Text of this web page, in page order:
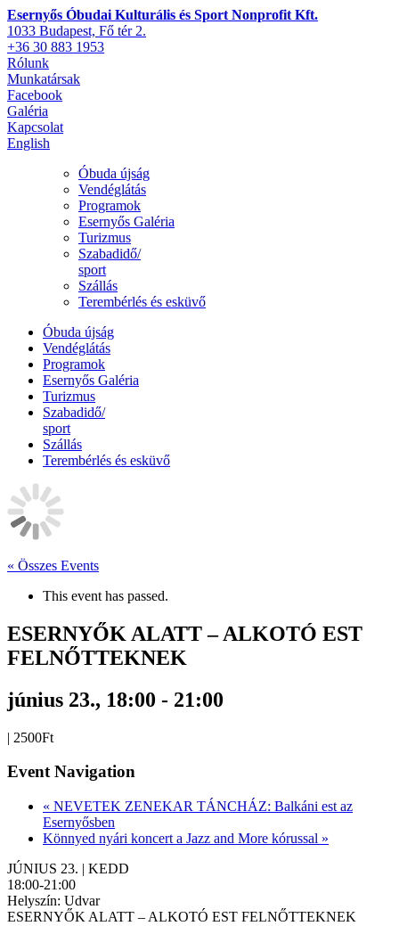
Esernyős Óbudai Kulturális és Sport Nonprofit Kft.
1033 Budapest, Fő tér 2.
+36 30 883 1953
Rólunk
Munkatársak
Facebook
Galéria
Kapcsolat
English
Óbuda újság
Vendéglátás
Programok
Esernyős Galéria
Turizmus
Szabadidő/
sport
Szállás
Terembérlés és esküvő
Óbuda újság
Vendéglátás
Programok
Esernyős Galéria
Turizmus
Szabadidő/
sport
Szállás
Terembérlés és esküvő
« Összes Events
This event has passed.
ESERNYŐK ALATT – ALKOTÓ EST
FELNŐTTEKNEK
június 23., 18:00 - 21:00
| 2500Ft
Event Navigation
« NEVETEK ZENEKAR TÁNCHÁZ: Balkáni est az
Esernyősben
Könnyed nyári koncert a Jazz and More kórussal »
JÚNIUS 23. | KEDD
18:00-21:00
Helyszín: Udvar
ESERNYŐK ALATT – ALKOTÓ EST FELNŐTTEKNEK